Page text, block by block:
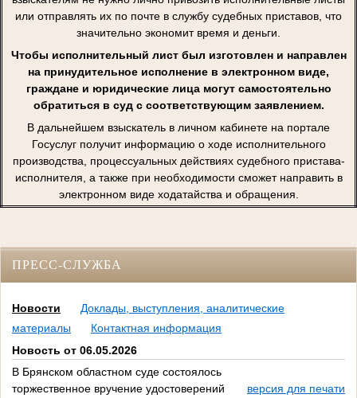
или отправлять их по почте в службу судебных приставов, что
значительно экономит время и деньги.
Чтобы исполнительный лист был изготовлен и направлен
на принудительное исполнение в электронном виде,
граждане и юридические лица могут самостоятельно
обратиться в суд с соответствующим заявлением.
В дальнейшем взыскатель в личном кабинете на портале
Госуслуг получит информацию о ходе исполнительного
производства, процессуальных действиях судебного пристава-
исполнителя, а также при необходимости сможет направить в
электронном виде ходатайства и обращения.
ПРЕСС-СЛУЖБА
Новости
Доклады, выступления, аналитические
материалы
Контактная информация
Новость от 06.05.2026
В Брянском областном суде состоялось
торжественное вручение удостоверений
версия для печати